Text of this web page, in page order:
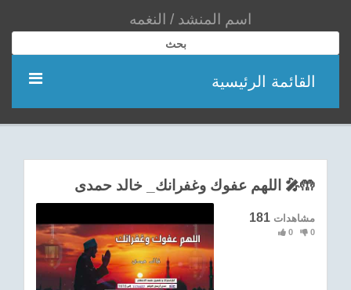
بحث
القائمة الرئيسية
اناشيد
اللهم عفوك وغفرانك_ خالد حمدى 🎤🤲
181 مشاهدات
0 0